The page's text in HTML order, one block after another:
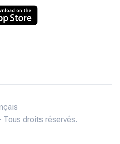
droits réservés.